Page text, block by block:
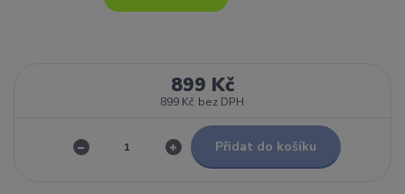
899 Kč
899 Kč bez DPH
Přidat do košíku